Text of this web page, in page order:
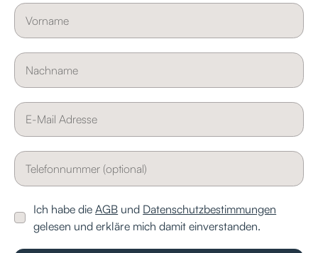
Ich habe dieAGB und Datenschutzbestimmungen
gelesen und erkläre mich damit einverstanden.